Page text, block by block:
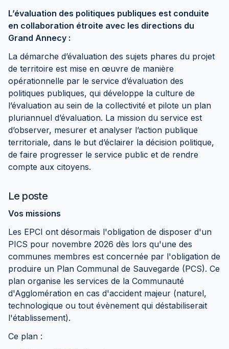
L’évaluation des politiques publiques est conduite
en collaboration étroite avec les directions du
Grand Annecy :
La démarche d’évaluation des sujets phares du projet
de territoire est mise en œuvre de manière
opérationnelle par le service d’évaluation des
politiques publiques, qui développe la culture de
l’évaluation au sein de la collectivité et pilote un plan
pluriannuel d’évaluation. La mission du service est
d’observer, mesurer et analyser l’action publique
territoriale, dans le but d’éclairer la décision politique,
de faire progresser le service public et de rendre
compte aux citoyens.
Le poste
Vos missions
Les EPCI ont désormais l'obligation de disposer d'un
PICS pour novembre 2026 dès lors qu'une des
communes membres est concernée par l'obligation de
produire un Plan Communal de Sauvegarde (PCS). Ce
plan organise les services de la Communauté
d'Agglomération en cas d'accident majeur (naturel,
technologique ou tout évènement qui déstabiliserait
l'établissement).
Ce plan :